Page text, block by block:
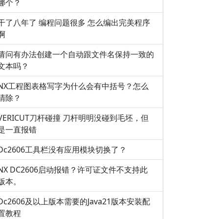
个？
了八年了 编程问题很多 怎么编出完美程序
问有办法创建一个自动跟文件名保持一致的
本吗？
工程图表格写字为什么会有中括号？怎么
除？
刀杆碰撞 刀杆明明没碰到毛坯，但
一直报错
工具栏没有应用模块切换了？
DC2606启动报错？许可证文件不支持此
本。
及以上版本需要的Java21版本安装配
教程